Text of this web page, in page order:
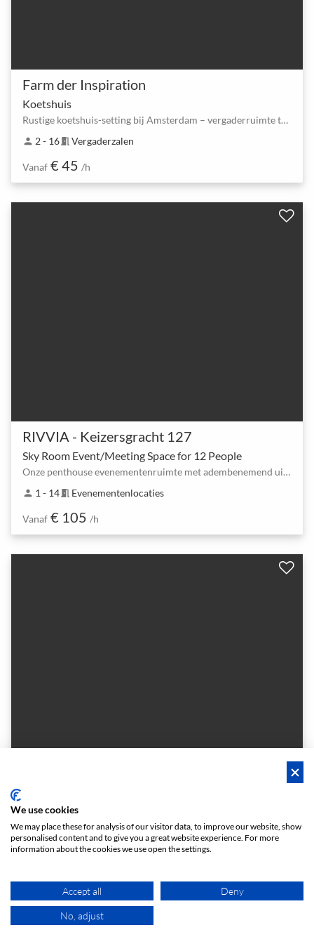
Farm der Inspiration
Koetshuis
Rustige koetshuis-setting bij Amsterdam – vergaderruimte tot 16 personen
person 2 - 16meeting_room Vergaderzalen
Vanaf € 45 /h
RIVVIA - Keizersgracht 127
Sky Room Event/Meeting Space for 12 People
Onze penthouse evenementenruimte met adembenemend uitzicht over de stad
person 1 - 14meeting_room Evenementenlocaties
Vanaf € 105 /h
De benedenruimte
Een multifuncionele ruimte
5 - 80 meeting_room Vergaderzalen
We use cookies
We may place these for analysis of our visitor data, to improve our website, show
personalised content and to give you a great website experience. For more
information about the cookies we use open the settings.
Accept all Deny
No, adjust